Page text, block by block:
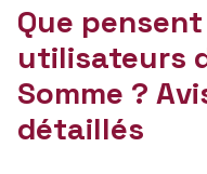
Que
utilisateurs
Somme ?
détaillés